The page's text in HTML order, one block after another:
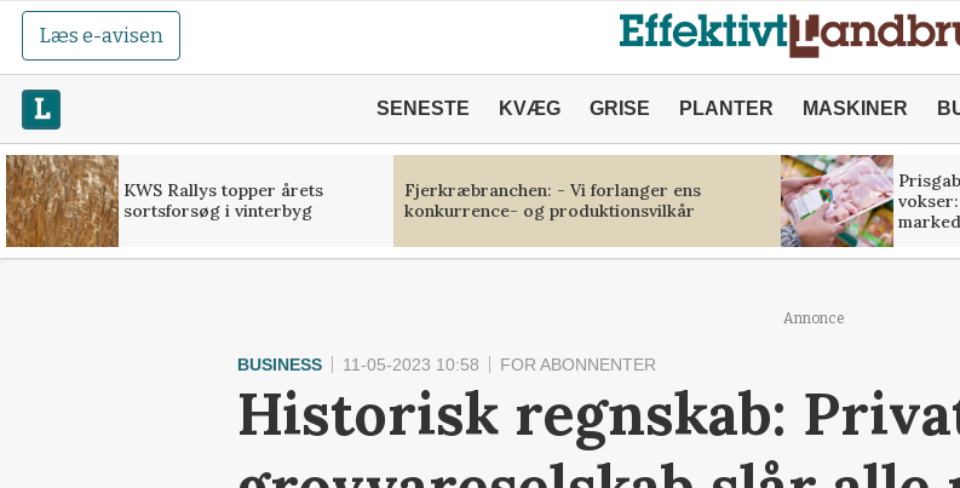
Læs e-avisen
SENESTE KVÆG GRISE PLANTER MASKINER
KWS Rallys topper årets
sortsforsøg i vinterbyg
Fjerkræbranchen: - Vi forlanger ens
konkurrence- og produktionsvilkår
Annonce
BUSINESS 11-05-2023 10:58 FOR ABONNENTER
Historisk regnskab: